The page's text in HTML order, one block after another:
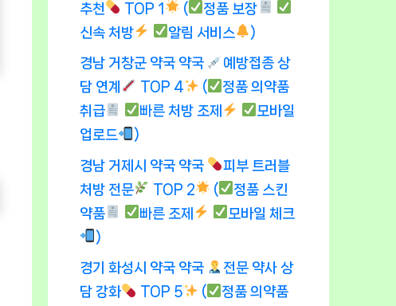
추천
TOP 1 (
정품 보장
신속 처방
알림 서비스 )
경남 거창군 약국 약국
예방접종 상
담 연계
TOP 4 (
정품 의약품
취급
빠른 처방 조제
모바일
업로드
)
경남 거제시 약국 약국
피부 트러블
처방 전문
TOP 2 (
정품 스킨
약품
빠른 조제
모바일 체크
)
경기 화성시 약국 약국
전문 약사 상
담 강화
TOP 5 (
정품 의약품